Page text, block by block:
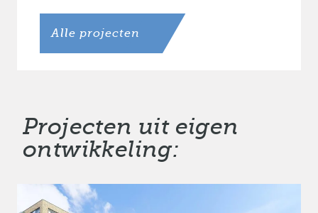
Alle projecten
Projecten uit eigen
ontwikkeling: